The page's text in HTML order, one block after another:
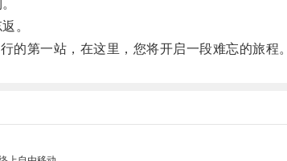
。
第一站，在这里，您将开启一段难忘的旅程。